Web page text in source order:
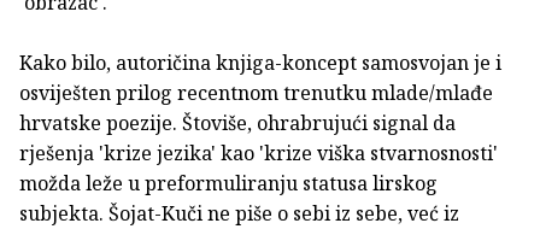
Kako bilo, autoričina knjiga-koncept samosvojan je i
osviješten prilog recentnom trenutku mlade/mlađe
hrvatske poezije. Štoviše, ohrabrujući signal da
rješenja 'krize jezika' kao 'krize viška stvarnosnosti'
možda leže u preformuliranju statusa lirskog
subjekta. Šojat-Kuči ne piše o sebi iz sebe, već iz